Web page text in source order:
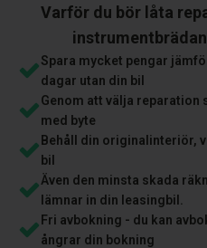
Varför du bör låta
Spara mycket pengar
dagar utan din bil
Genom att välja reparation
med byte
Behåll din originalinteriör,
bil
Även den minsta skada
lämnar in din leasingbil.
Fri avbokning - du kan
ångrar din bokning